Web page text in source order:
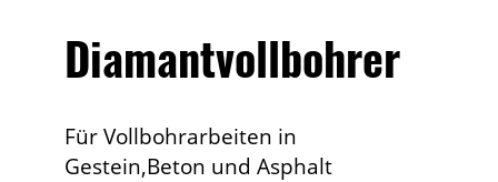
Diamantvollbohrer
Für Vollbohrarbeiten in
Gestein,Beton und Asphalt